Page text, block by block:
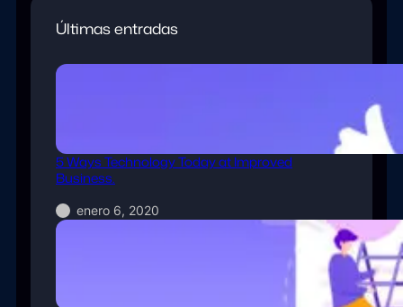
s
Últimas entradas
5 Ways Technology Today at Improved
Business.
enero 6, 2020